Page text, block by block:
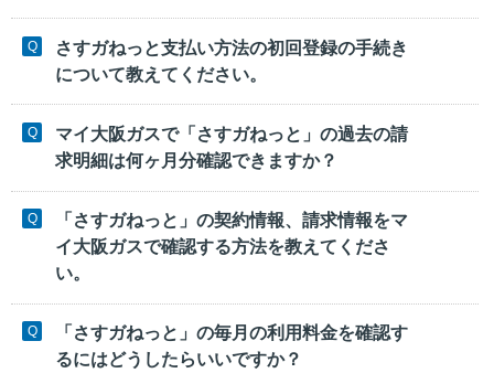
さすガねっと支払い方法の初回登録の手続き
について教えてください。
マイ大阪ガスで「さすガねっと」の過去の請
求明細は何ヶ月分確認できますか？
「さすガねっと」の契約情報、請求情報をマ
イ大阪ガスで確認する方法を教えてくださ
い。
「さすガねっと」の毎月の利用料金を確認す
るにはどうしたらいいですか？